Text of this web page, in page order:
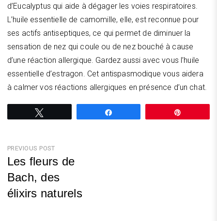
d’Eucalyptus qui aide à dégager les voies respiratoires.
L’huile essentielle de camomille, elle, est reconnue pour
ses actifs antiseptiques, ce qui permet de diminuer la
sensation de nez qui coule ou de nez bouché à cause
d’une réaction allergique. Gardez aussi avec vous l’huile
essentielle d’estragon. Cet antispasmodique vous aidera
à calmer vos réactions allergiques en présence d’un chat.
Navigation
de
l’article
PREVIOUS POST
Les fleurs de
Bach, des
élixirs naturels